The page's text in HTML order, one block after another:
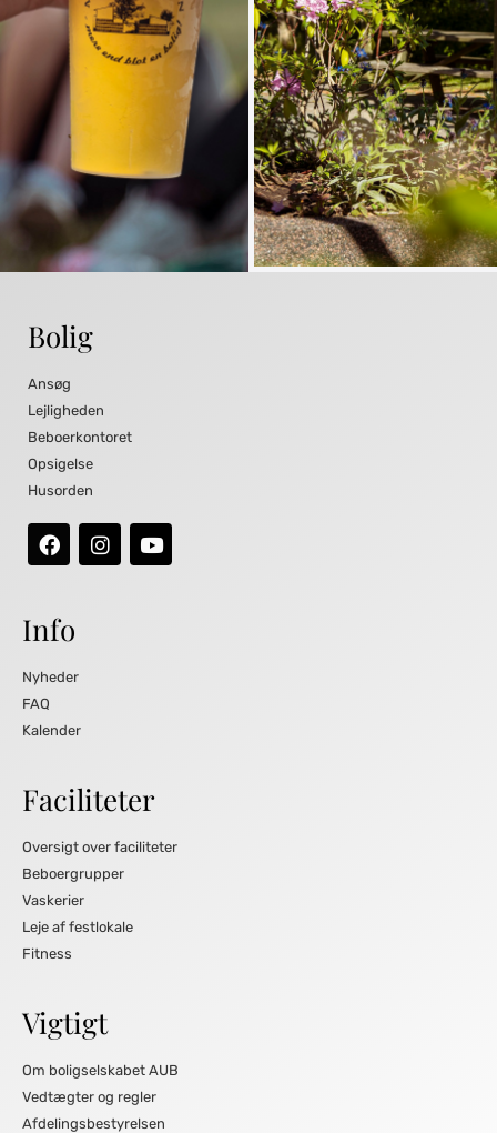
Bolig
Ansøg
Lejligheden
Beboerkontoret
Opsigelse
Husorden
Info
Nyheder
FAQ
Kalender
Faciliteter
Oversigt over faciliteter
Beboergrupper
Vaskerier
Leje af festlokale
Fitness
Vigtigt
Om boligselskabet AUB
Vedtægter og regler
Afdelingsbestyrelsen